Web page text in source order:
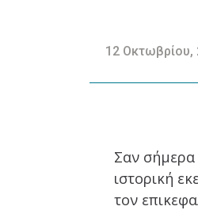
12 Οκτωβρίου,
Σαν σήμερα
ιστορική
τον